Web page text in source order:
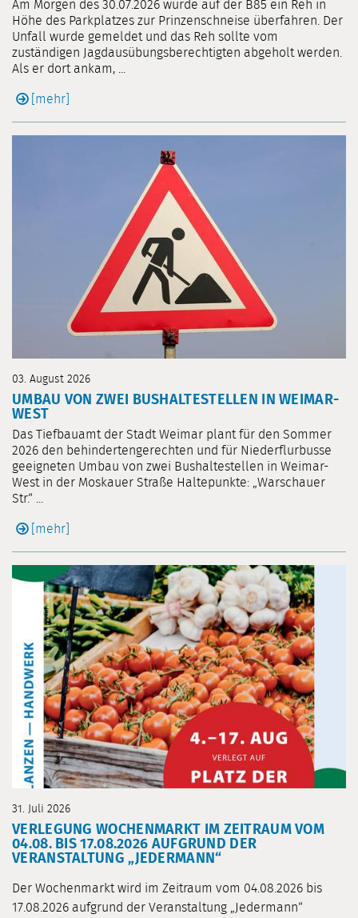
Am Morgen des 30.07.2026 wurde auf der B85 ein Reh in
Höhe des Parkplatzes zur Prinzenschneise überfahren. Der
Unfall wurde gemeldet und das Reh sollte vom
zuständigen Jagdausübungsberechtigten abgeholt werden.
Als er dort ankam, ...
[mehr]
03. August 2026
UMBAU VON ZWEI BUSHALTESTELLEN IN WEIMAR-
WEST
Das Tiefbauamt der Stadt Weimar plant für den Sommer
2026 den behindertengerechten und für Niederflurbusse
geeigneten Umbau von zwei Bushaltestellen in Weimar-
West in der Moskauer Straße Haltepunkte: „Warschauer
Str.“ ...
[mehr]
31. Juli 2026
VERLEGUNG WOCHENMARKT IM ZEITRAUM VOM
04.08. BIS 17.08.2026 AUFGRUND DER
VERANSTALTUNG „JEDERMANN“
Der Wochenmarkt wird im Zeitraum vom 04.08.2026 bis
17.08.2026 aufgrund der Veranstaltung „Jedermann“